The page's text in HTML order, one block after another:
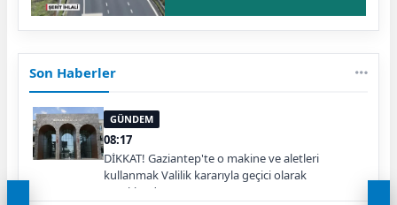
Son Haberler
GÜNDEM
08:17
DİKKAT! Gaziantep'te o makine ve aletleri
kullanmak Valilik kararıyla geçici olarak
yasaklandı